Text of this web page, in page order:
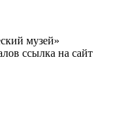
музей»
ссылка на сайт